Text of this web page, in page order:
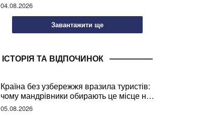
04.08.2026
Завантажити ще
ІСТОРІЯ ТА ВІДПОЧИНОК
Країна без узбережжя вразила туристів:
чому мандрівники обирають це місце на
відпочинок
05.08.2026